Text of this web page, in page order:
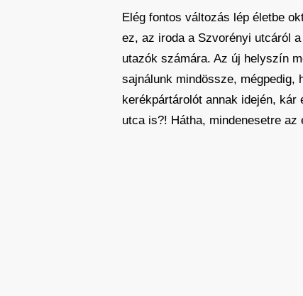
Elég fontos változás lép életbe
ez, az iroda a Szvorényi utcáról
utazók számára. Az új helyszín
sajnálunk mindössze, mégpedig,
kerékpártárolót annak idején,
utca is?! Hátha, mindenesetre